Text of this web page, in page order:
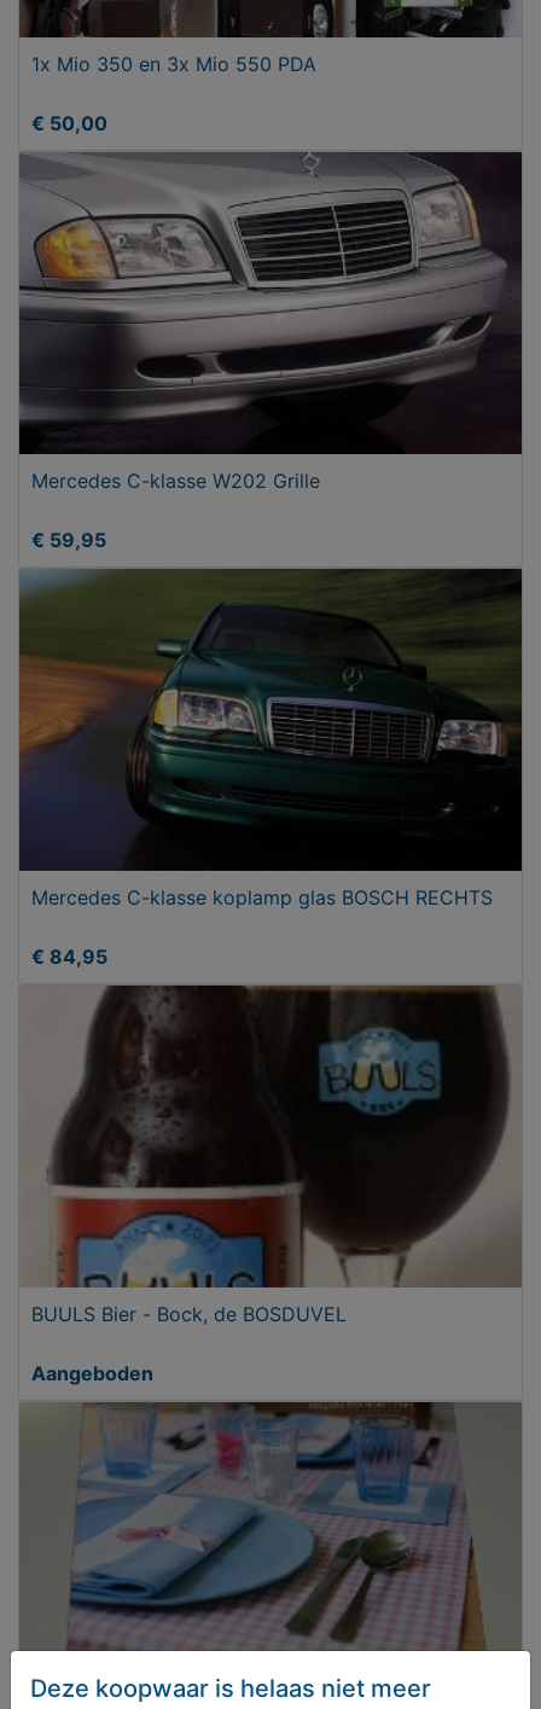
1x Mio 350 en 3x Mio 550 PDA
€ 50,00
Mercedes C-klasse W202 Grille
€ 59,95
Mercedes C-klasse koplamp glas BOSCH RECHTS
€ 84,95
BUULS Bier - Bock, de BOSDUVEL
Aangeboden
Deze koopwaar is helaas niet meer